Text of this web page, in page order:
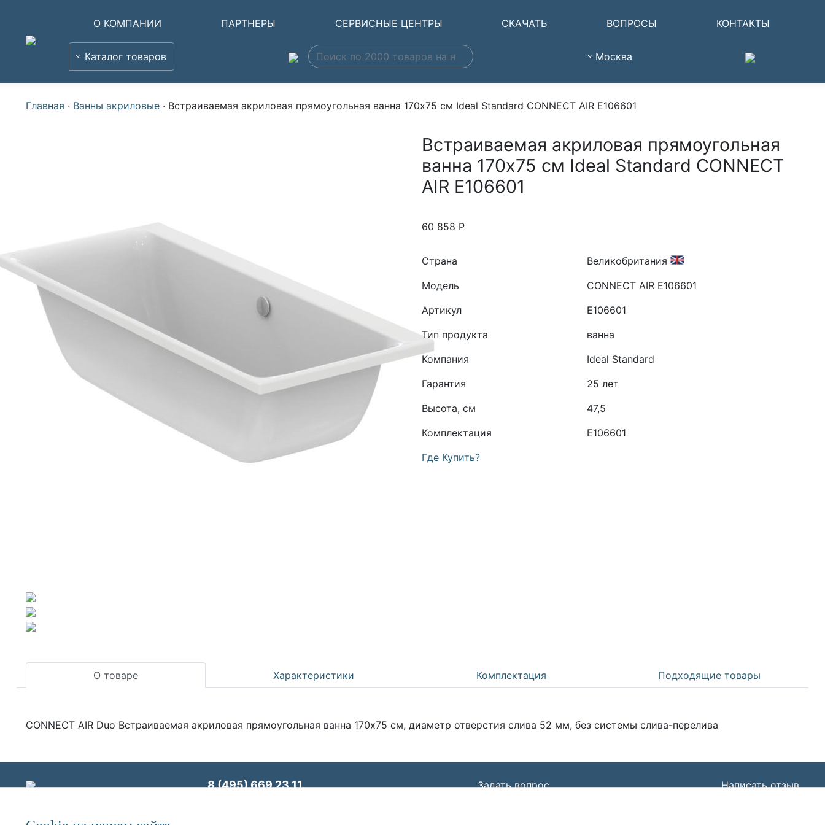
О КОМПАНИИ ПАРТНЕРЫ СЕРВИСНЫЕ ЦЕНТРЫ СКАЧАТЬ ВОПРОСЫ КОНТАКТЫ
Каталог товаров Москва
Главная · Ванны акриловые · Встраиваемая акриловая прямоугольная ванна 170х75 см Ideal Standard CONNECT AIR E106601
Встраиваемая акриловая прямоугольная
ванна 170х75 см Ideal Standard CONNECT
AIR E106601
60 858 Р
Страна
Великобритания
Модель
CONNECT AIR E106601
Артикул
E106601
Тип продукта
ванна
Компания
Ideal Standard
Гарантия
25 лет
Высота, см
47,5
Комплектация
E106601
Где Купить?
О товаре Характеристики Комплектация Подходящие товары
CONNECT AIR Duo Встраиваемая акриловая прямоугольная ванна 170х75 см, диаметр отверстия слива 52 мм, без системы слива-перелива
8 (495) 669 23 11 Задать вопрос Написать отзыв